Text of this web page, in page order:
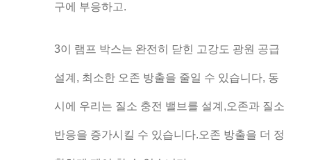
구에 부응하고.
3이 램프 박스는 완전히 닫힌 고강도 광원 공급
설계, 최소한 오존 방출을 줄일 수 있습니다, 동
시에 우리는 질소 충전 밸브를 설계,오존과 질소
반응을 증가시킬 수 있습니다.오존 방출을 더 정